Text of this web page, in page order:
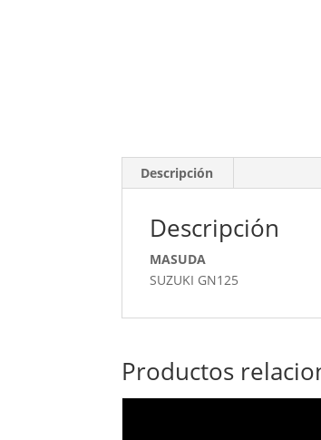
Descripción
Descripción
MASUDA
SUZUKI GN125
Productos